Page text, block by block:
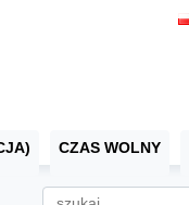
CZAS WOLNY